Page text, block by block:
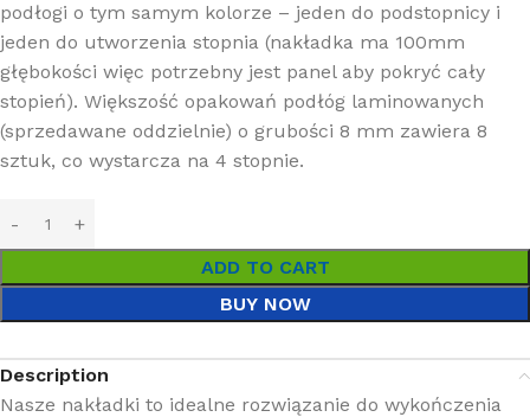
podłogi o tym samym kolorze – jeden do podstopnicy i
jeden do utworzenia stopnia (nakładka ma 100mm
głębokości więc potrzebny jest panel aby pokryć cały
stopień). Większość opakowań podłóg laminowanych
(sprzedawane oddzielnie) o grubości 8 mm zawiera 8
sztuk, co wystarcza na 4 stopnie.
ADD TO CART
BUY NOW
Description
Nasze nakładki to idealne rozwiązanie do wykończenia